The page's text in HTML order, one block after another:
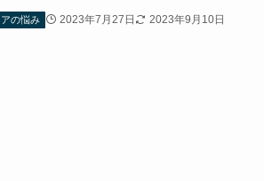
の悩み 2023年7月27日 2023年9月10日